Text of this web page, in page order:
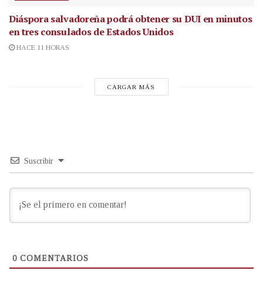
Diáspora salvadoreña podrá obtener su DUI en minutos
en tres consulados de Estados Unidos
HACE 11 HORAS
CARGAR MÁS
Suscribir
0 COMENTARIOS